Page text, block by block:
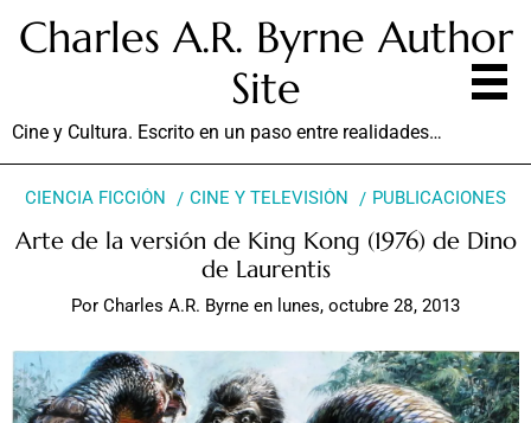
Charles A.R. Byrne Author
Site
Cine y Cultura. Escrito en un paso entre realidades…
CIENCIA FICCIÓN CINE Y TELEVISIÓN PUBLICACIONES
Arte de la versión de King Kong (1976) de Dino
de Laurentis
Por Charles A.R. Byrne en lunes, octubre 28, 2013